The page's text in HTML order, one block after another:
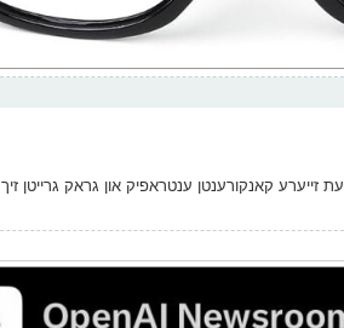
קאנקורענטן ענטראפיק און גראק גרייטן